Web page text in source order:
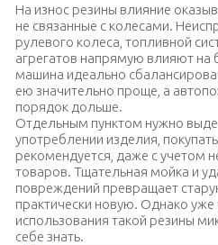
На износ резины влияние
не связанные с колесами.
рулевого колеса, топливной
агрегатов напрямую влияют на
машина идеально
ею значительно проще, а
порядок дольше.
Отдельным пунктом нужно
употреблении изделия,
рекомендуется, даже с учетом
товаров. Тщательная мойка и
повреждений превращает
практически новую. Однако уже
использования такой резины
себе знать.